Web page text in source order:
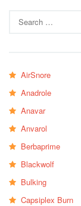
for:
AirSnore
Anadrole
Anavar
Anvarol
Berbaprime
Blackwolf
Bulking
Capsiplex Burn